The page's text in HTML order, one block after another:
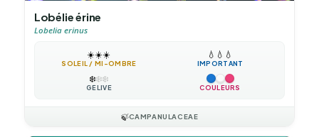
Lobélie érine
Lobelia erinus
☀️☀️☀️
SOLEIL / MI-OMBRE
💧 💧 💧
IMPORTANT
❄️❄️❄️
GÉLIVE COULEURS
🍃CAMPANULACEAE